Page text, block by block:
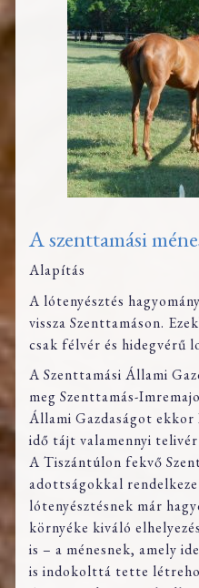
A szenttamási
Alapítás
A lótenyésztés
vissza Szenttamáson.
csak félvér és hidegvérű
A Szenttamási Állami
meg Szenttamás-
Állami Gazdaságot
idő tájt valamennyi
A Tiszántúlon fekvő
adottságokkal
lótenyésztésnek már
környéke kiváló
is – a ménesnek, amely
is indokolttá tette